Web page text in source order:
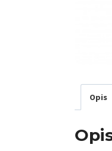
Opis